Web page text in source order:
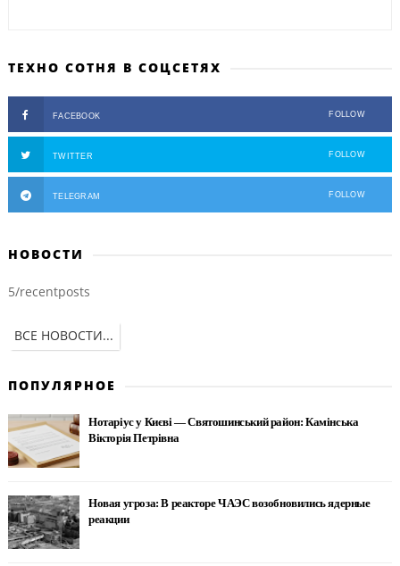
ТЕХНО СОТНЯ В СОЦСЕТЯХ
FACEBOOK FOLLOW
TWITTER FOLLOW
TELEGRAM FOLLOW
НОВОСТИ
5/recentposts
ВСЕ НОВОСТИ...
ПОПУЛЯРНОЕ
Нотаріус у Києві — Святошинський район: Камінська
Вікторія Петрівна
Новая угроза: В реакторе ЧАЭС возобновились ядерные
реакции